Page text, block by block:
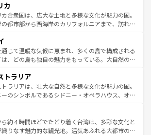
覧を参照してほしい。
そのまま残る町や、スイスならではのユニークな
あり、アルプス観光だけでなく町歩きも満喫する
できる。国民の所得が高いため物価も高いが、旅行
通費無料で観光を楽しむこともできる。 なお、新
イス情報はコンテンツ一覧 を参照してほしい。
カ
合衆国は、広大な土地と多様な文化が魅力の国。
の都市部から西海岸のカリフォルニアまで、訪れる
巨大都市は、観光、ショッピング、エンターテイ
トが詰まった刺激的なスポットだ。一方、アメリカ
は大自然が広がり、グランドキャニオンやイエロー
ーオーリンズでは、音楽と美食が融合した独特の
力。旅行者はアメリカの各地域で異なる魅力を楽
がら、その多様性と豊かな歴史を感じることができ
贅沢な旅のスタイルだ。 なお、新着のアメリカ
コンテンツ一覧を参照してほしい。
通じて温暖な気候に恵まれ、多くの島で構成される
は、どの島も独自の魅力をもっている。大自然の神
見逃せない。また、定番の観光地といえばオアフ
静かな自然を求めるならマウイ島やカウアイ島が
め。エメラルドグリーンに輝く海をはじめ、豊かな
てなしの心で訪れる人々を迎えてくれるハワイの
おいしいローカルフードやハワイアンミュージッ
統的なフラダンスなど、すべてがハワイの魅力を彩
トラリア
ラリアは、壮大な自然と多様な文化が魅力の国。
ーのシンボルであるシドニー・オペラハウス、オー
フや大陸中央部にそびえるウルル（エアーズロッ
タスマニアの美しい原生林やケアンズの熱帯雨林な
どころがたくさん。また、カフェやワイン、オージ
ら約４時間ほどでたどり着く台湾は、多彩な文化と
織りなす魅力的な観光地。活気あふれる大都市の台